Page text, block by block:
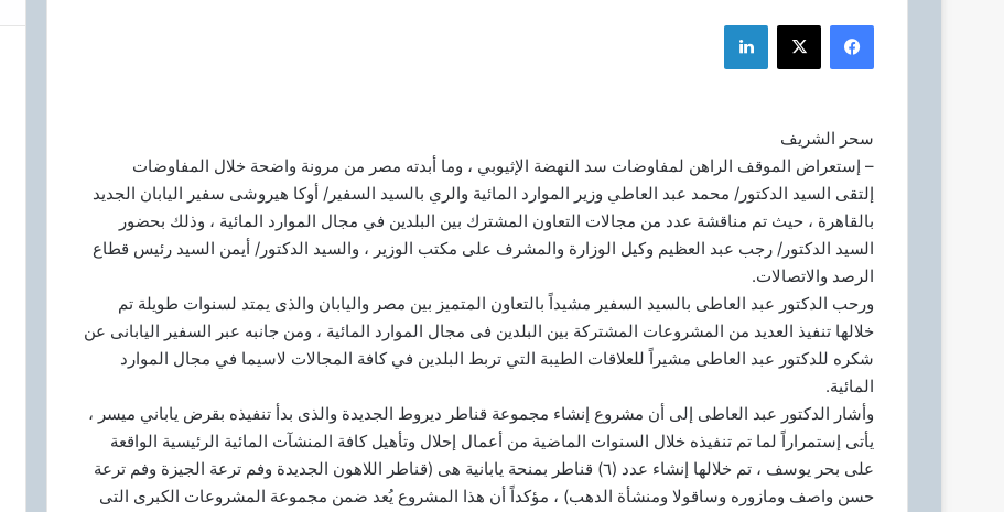
ل
د
ا
إ
ل
ك
ر
و
ا
فيسبوك
سحر الشريف
– إستعراض الموقف الراهن لمفاوضات سد النهضة الإثيوبي ، وما أبدته مصر من مرونة واضحة خلال المفاوضات
إلتقى السيد الدكتور/ محمد عبد العاطي وزير الموارد المائية والري بالسيد السفير/ أوكا هيروشى سفير اليابان الجديد
بالقاهرة ، حيث تم مناقشة عدد من مجالات التعاون المشترك بين البلدين في مجال الموارد المائية ، وذلك بحضور
السيد الدكتور/ رجب عبد العظيم وكيل الوزارة والمشرف على مكتب الوزير ، والسيد الدكتور/ أيمن السيد رئيس قطاع
الرصد والاتصالات.
ورحب الدكتور عبد العاطى بالسيد السفير مشيداً بالتعاون المتميز بين مصر واليابان والذى يمتد لسنوات طويلة تم
خلالها تنفيذ العديد من المشروعات المشتركة بين البلدين فى مجال الموارد المائية ، ومن جانبه عبر السفير اليابانى عن
شكره للدكتور عبد العاطى مشيراً للعلاقات الطيبة التي تربط البلدين في كافة المجالات لاسيما في مجال الموارد
المائية.
وأشار الدكتور عبد العاطى إلى أن مشروع إنشاء مجموعة قناطر ديروط الجديدة والذى بدأ تنفيذه بقرض ياباني ميسر ،
يأتى إستمراراً لما تم تنفيذه خلال السنوات الماضية من أعمال إحلال وتأهيل كافة المنشآت المائية الرئيسية الواقعة
على بحر يوسف ، تم خلالها إنشاء عدد (٦) قناطر بمنحة يابانية هى (قناطر اللاهون الجديدة وفم ترعة الجيزة وفم ترعة
حسن واصف ومازوره وساقولا ومنشأة الدهب) ، مؤكداً أن هذا المشروع يُعد ضمن مجموعة المشروعات الكبرى التى